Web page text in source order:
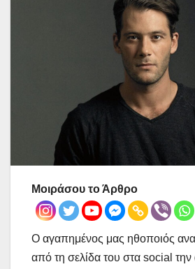
Μοιράσου το Άρθρο
Ο αγαπημένος μας ηθοποιός
από τη σελίδα του στα social